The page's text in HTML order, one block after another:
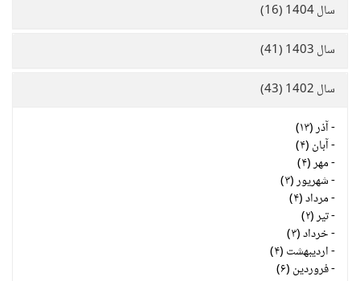
سال 1404 (16)
سال 1403 (41)
سال 1402 (43)
-آذر (۱۳)
-آبان (۴)
-مهر (۴)
-شهریور (۳)
-مرداد (۴)
-تیر (۲)
-خرداد (۳)
-اردیبهشت (۴)
-فروردین (۶)